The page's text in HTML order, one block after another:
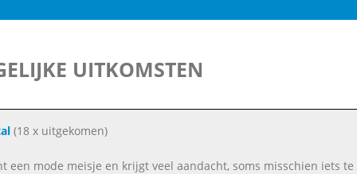
UITKOMSTEN
(18 x uitgekomen)
een mode meisje en krijgt veel aandacht, soms misschien iets te